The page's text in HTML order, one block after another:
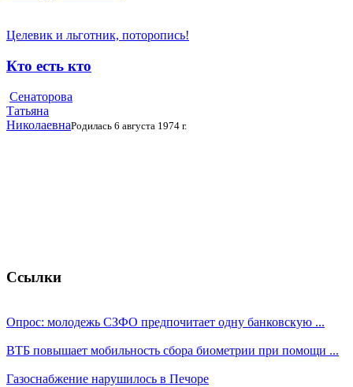
Целевик и льготник, поторопись!
Кто есть кто
Сенаторова
Татьяна
НиколаевнаРодилась 6 августа 1974 г.
Ссылки
Опрос: молодежь СЗФО предпочитает одну банковскую ...
ВТБ повышает мобильность сбора биометрии при помощи ...
Газоснабжение нарушилось в Печоре